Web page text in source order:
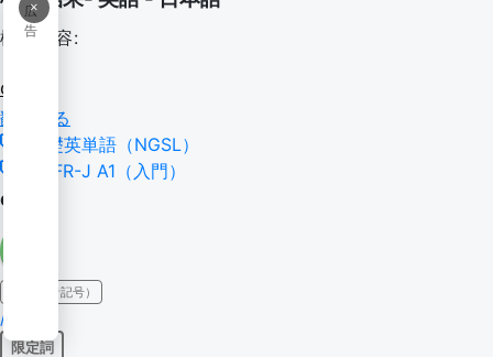
×
広
告
検索内容:
one.
翻訳する
基礎英単語（NGSL）
CEFR-J A1（入門）
one
IPA（発音記号）
/wʌn/
限定詞